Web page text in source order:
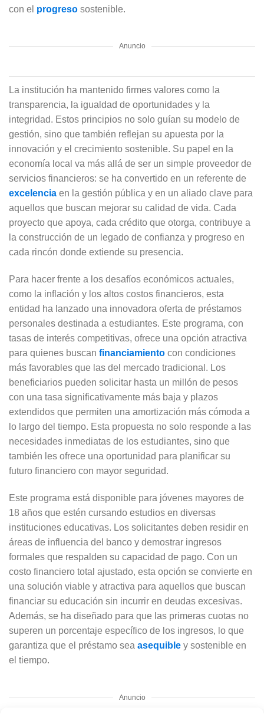
con el progreso sostenible.
Anuncio
La institución ha mantenido firmes valores como la
transparencia, la igualdad de oportunidades y la
integridad. Estos principios no solo guían su modelo de
gestión, sino que también reflejan su apuesta por la
innovación y el crecimiento sostenible. Su papel en la
economía local va más allá de ser un simple proveedor de
servicios financieros: se ha convertido en un referente de
excelencia en la gestión pública y en un aliado clave para
aquellos que buscan mejorar su calidad de vida. Cada
proyecto que apoya, cada crédito que otorga, contribuye a
la construcción de un legado de confianza y progreso en
cada rincón donde extiende su presencia.
Para hacer frente a los desafíos económicos actuales,
como la inflación y los altos costos financieros, esta
entidad ha lanzado una innovadora oferta de préstamos
personales destinada a estudiantes. Este programa, con
tasas de interés competitivas, ofrece una opción atractiva
para quienes buscan financiamiento con condiciones
más favorables que las del mercado tradicional. Los
beneficiarios pueden solicitar hasta un millón de pesos
con una tasa significativamente más baja y plazos
extendidos que permiten una amortización más cómoda a
lo largo del tiempo. Esta propuesta no solo responde a las
necesidades inmediatas de los estudiantes, sino que
también les ofrece una oportunidad para planificar su
futuro financiero con mayor seguridad.
Este programa está disponible para jóvenes mayores de
18 años que estén cursando estudios en diversas
instituciones educativas. Los solicitantes deben residir en
áreas de influencia del banco y demostrar ingresos
formales que respalden su capacidad de pago. Con un
costo financiero total ajustado, esta opción se convierte en
una solución viable y atractiva para aquellos que buscan
financiar su educación sin incurrir en deudas excesivas.
Además, se ha diseñado para que las primeras cuotas no
superen un porcentaje específico de los ingresos, lo que
garantiza que el préstamo sea asequible y sostenible en
el tiempo.
Anuncio